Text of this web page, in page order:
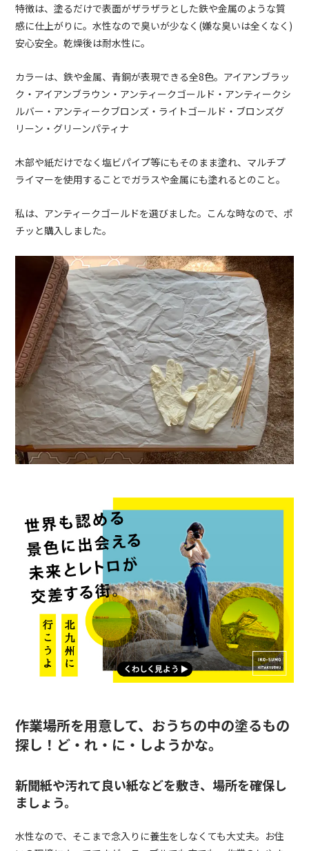
特徴は、塗るだけで表面がザラザラとした鉄や金属のような質
感に仕上がりに。水性なので臭いが少なく(嫌な臭いは全くなく)
安心安全。乾燥後は耐水性に。
カラーは、鉄や金属、青銅が表現できる全8色。アイアンブラッ
ク・アイアンブラウン・アンティークゴールド・アンティークシ
ルバー・アンティークブロンズ・ライトゴールド・ブロンズグ
リーン・グリーンパティナ
木部や紙だけでなく塩ビパイプ等にもそのまま塗れ、マルチプ
ライマーを使用することでガラスや金属にも塗れるとのこと。
私は、アンティークゴールドを選びました。こんな時なので、ポ
チッと購入しました。
作業場所を用意して、おうちの中の塗るもの
探し！ど・れ・に・しようかな。
新聞紙や汚れて良い紙などを敷き、場所を確保し
ましょう。
水性なので、そこまで念入りに養生をしなくても大丈夫。お住